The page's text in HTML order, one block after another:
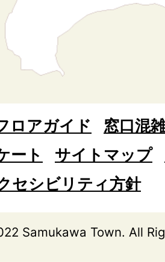
ロアガイド
窓口混
ート
サイトマップ
セシビリティ方針
Samukawa Town. All